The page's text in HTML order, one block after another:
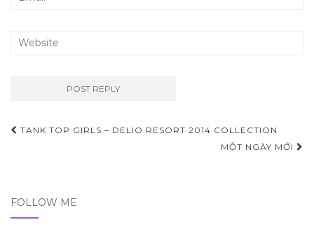
TANK TOP GIRLS – DELIO RESORT 2014 COLLECTION
MỘT NGÀY MỚI
FOLLOW ME